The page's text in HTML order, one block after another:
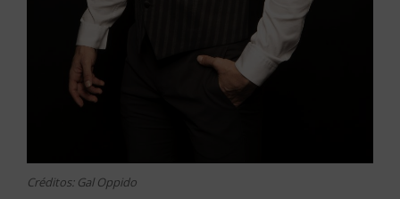
Créditos: Gal Oppido